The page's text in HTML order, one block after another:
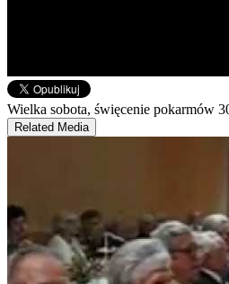
Wielka sobota, święcenie pokarmów
Related Media